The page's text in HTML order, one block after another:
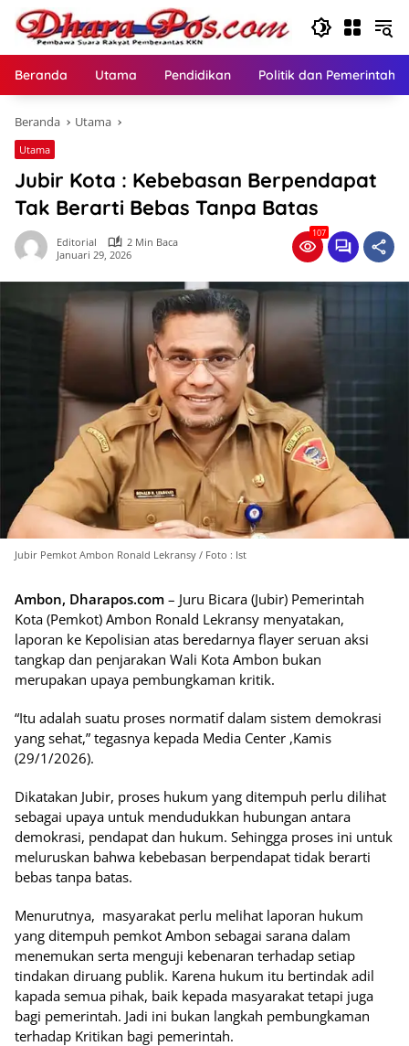
Langsung
konten
Beranda Utama Pendidikan Politik dan
Beranda Utama
Utama
Jubir Kota : Kebebasan Berpendapat
Tak Berarti Bebas Tanpa Batas
Editorial
2 Min Baca
Januari 29, 2026
107
Jubir Pemkot Ambon Ronald Lekransy / Foto : Ist
Ambon, Dharapos.com – Juru Bicara (Jubir) Pemerintah
Kota (Pemkot) Ambon Ronald Lekransy menyatakan,
laporan ke Kepolisian atas beredarnya flayer seruan aksi
tangkap dan penjarakan Wali Kota Ambon bukan
merupakan upaya pembungkaman kritik.
“Itu adalah suatu proses normatif dalam sistem demokrasi
yang sehat,” tegasnya kepada Media Center ,Kamis
(29/1/2026).
Dikatakan Jubir, proses hukum yang ditempuh perlu dilihat
sebagai upaya untuk mendudukkan hubungan antara
demokrasi, pendapat dan hukum. Sehingga proses ini untuk
meluruskan bahwa kebebasan berpendapat tidak berarti
bebas tanpa batas.
Menurutnya, masyarakat perlu melihat laporan hukum
yang ditempuh pemkot Ambon sebagai sarana dalam
menemukan serta menguji kebenaran terhadap setiap
tindakan diruang publik. Karena hukum itu bertindak adil
kapada semua pihak, baik kepada masyarakat tetapi juga
bagi pemerintah. Jadi ini bukan langkah pembungkaman
terhadap Kritikan bagi pemerintah.